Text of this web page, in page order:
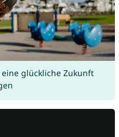
glückliche Zukunft